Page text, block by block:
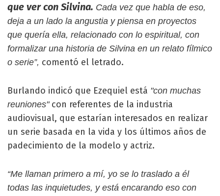
que ver con Silvina. Cada vez que habla de eso,
deja a un lado la angustia y piensa en proyectos
que quería ella, relacionado con lo espiritual, con
formalizar una historia de Silvina en un relato fílmico
o serie”, comentó el letrado.
Burlando indicó que Ezequiel está "con muchas
reuniones" con referentes de la industria
audiovisual, que estarían interesados en realizar
un serie basada en la vida y los últimos años de
padecimiento de la modelo y actriz.
“Me llaman primero a mí, yo se lo traslado a él
todas las inquietudes, y está encarando eso con